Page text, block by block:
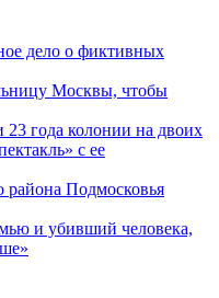
дело о фиктивных
Москвы, чтобы
года колонии на двоих
с ее
района Подмосковья
и убивший человека,